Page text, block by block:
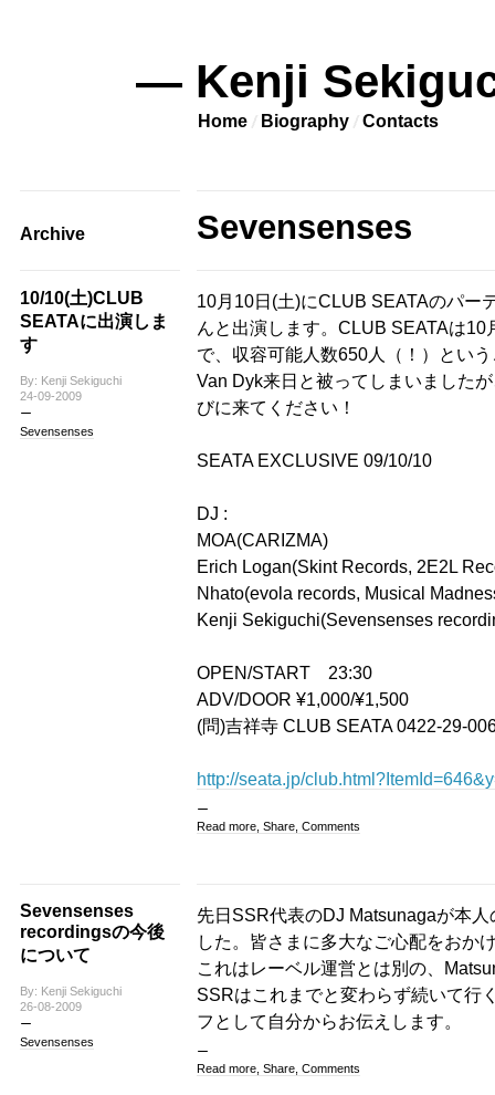
— Kenji
Home Biography Contacts
Archive Sevensenses
10/10(土)CLUB
SEATAに出演しま
す
By: Kenji Sekiguchi
24-09-2009
Sevensenses
10月10日(土)にCLUB SEATAのパー
んと出演します。CLUB SEATAは
で、収容可能人数650人（！）とい
Van Dyk来日と被ってしまいました
びに来てください！
SEATA EXCLUSIVE 09/10/10
DJ :
MOA(CARIZMA)
Erich Logan(Skint Records, 2E2L
Nhato(evola records, Musical
Kenji Sekiguchi(Sevensenses
OPEN/START 23:30
ADV/DOOR ¥1,000/¥1,500
(問)吉祥寺 CLUB SEATA 0422-29-
http://seata.jp/
Read more, Share, Comments
Sevensenses
recordingsの今後
について
By: Kenji Sekiguchi
26-08-2009
Sevensenses
先日SSR代表のDJ Matsunagaが本
した。皆さまに多大なご心配をおか
これはレーベル運営とは別の、
SSRはこれまでと変わらず続いて行
フとして自分からお伝えします。
Read more, Share, Comments